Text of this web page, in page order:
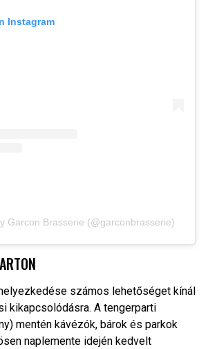
Instagram
Garcon Brasserie (@garconbrasserie)
számos lehetőséget kínál
kikapcsolódásra. A tengerparti
mentén kávézók, bárok és parkok
naplemente idején kedvelt